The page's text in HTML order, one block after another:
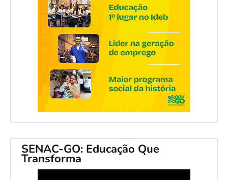
SENAC-GO: Educação Que
Transforma